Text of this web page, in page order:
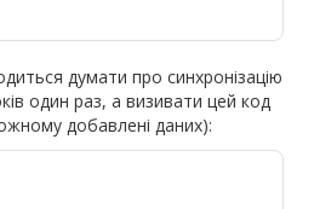
думати про синхронізацію
один раз, а визивати цей код
добавлені даних):